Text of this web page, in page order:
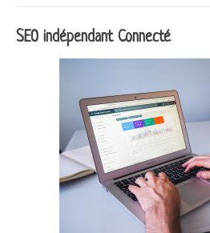
articles
SEO indépendant Connecté